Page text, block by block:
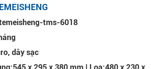
tms-6018
dây sạc
x 295 x 380 mm | Loa:480 x 230 x